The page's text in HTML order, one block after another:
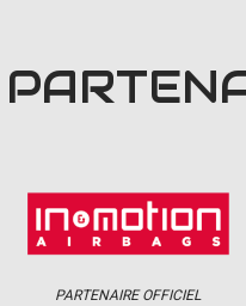
PARTENAIRE OFFICIEL